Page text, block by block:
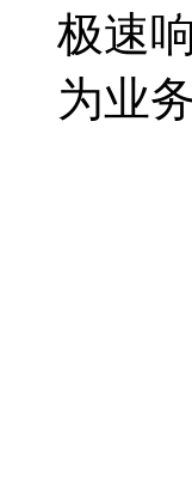
极速
为业